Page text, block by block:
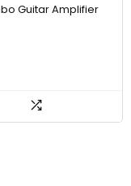
Guitar Amplifier